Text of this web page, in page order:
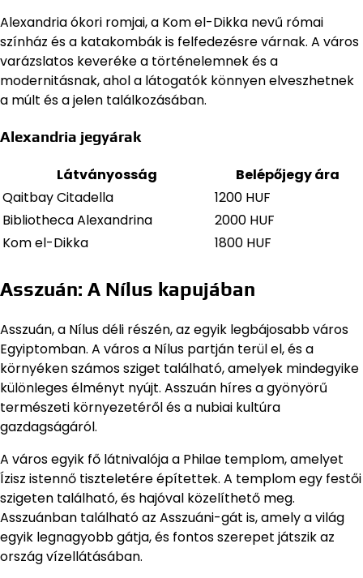
Alexandria ókori romjai, a Kom el-Dikka nevű római
színház és a katakombák is felfedezésre várnak. A város
varázslatos keveréke a történelemnek és a
modernitásnak, ahol a látogatók könnyen elveszhetnek
a múlt és a jelen találkozásában.
Alexandria jegyárak
Látványosság
Belépőjegy ára
Qaitbay Citadella
1200 HUF
Bibliotheca Alexandrina
2000 HUF
Kom el-Dikka
1800 HUF
Asszuán: A Nílus kapujában
Asszuán, a Nílus déli részén, az egyik legbájosabb város
Egyiptomban. A város a Nílus partján terül el, és a
környéken számos sziget található, amelyek mindegyike
különleges élményt nyújt. Asszuán híres a gyönyörű
természeti környezetéről és a nubiai kultúra
gazdagságáról.
A város egyik fő látnivalója a Philae templom, amelyet
Ízisz istennő tiszteletére építettek. A templom egy festői
szigeten található, és hajóval közelíthető meg.
Asszuánban található az Asszuáni-gát is, amely a világ
egyik legnagyobb gátja, és fontos szerepet játszik az
ország vízellátásában.